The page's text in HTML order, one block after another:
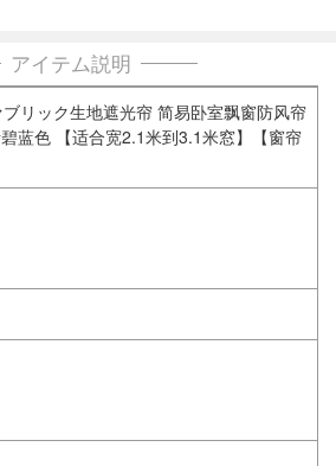
アイテム説明
リック生地遮光帘 简易卧室飘窗防风帘
碧蓝色 【适合宽2.1米到3.1米窓】【窗帘